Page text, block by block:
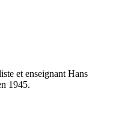
et enseignant Hans
1945.